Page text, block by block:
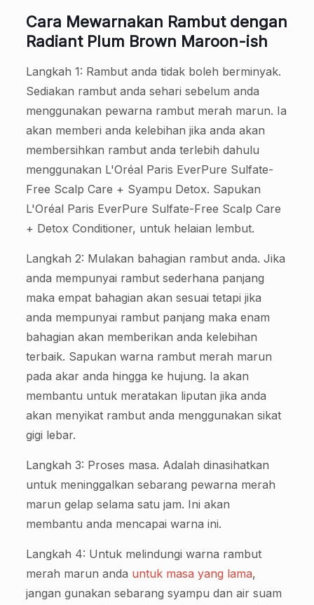
Cara Mewarnakan Rambut dengan
Radiant Plum Brown Maroon-ish
Langkah 1: Rambut anda tidak boleh berminyak.
Sediakan rambut anda sehari sebelum anda
menggunakan pewarna rambut merah marun. Ia
akan memberi anda kelebihan jika anda akan
membersihkan rambut anda terlebih dahulu
menggunakan L'Oréal Paris EverPure Sulfate-
Free Scalp Care + Syampu Detox. Sapukan
L'Oréal Paris EverPure Sulfate-Free Scalp Care
+ Detox Conditioner, untuk helaian lembut.
Langkah 2: Mulakan bahagian rambut anda. Jika
anda mempunyai rambut sederhana panjang
maka empat bahagian akan sesuai tetapi jika
anda mempunyai rambut panjang maka enam
bahagian akan memberikan anda kelebihan
terbaik. Sapukan warna rambut merah marun
pada akar anda hingga ke hujung. Ia akan
membantu untuk meratakan liputan jika anda
akan menyikat rambut anda menggunakan sikat
gigi lebar.
Langkah 3: Proses masa. Adalah dinasihatkan
untuk meninggalkan sebarang pewarna merah
marun gelap selama satu jam. Ini akan
membantu anda mencapai warna ini.
Langkah 4: Untuk melindungi warna rambut
merah marun anda untuk masa yang lama,
jangan gunakan sebarang syampu dan air suam